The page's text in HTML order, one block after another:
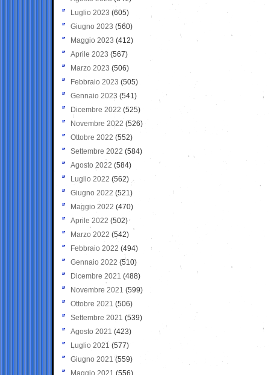
Luglio 2023 (605)
Giugno 2023 (560)
Maggio 2023 (412)
Aprile 2023 (567)
Marzo 2023 (506)
Febbraio 2023 (505)
Gennaio 2023 (541)
Dicembre 2022 (525)
Novembre 2022 (526)
Ottobre 2022 (552)
Settembre 2022 (584)
Agosto 2022 (584)
Luglio 2022 (562)
Giugno 2022 (521)
Maggio 2022 (470)
Aprile 2022 (502)
Marzo 2022 (542)
Febbraio 2022 (494)
Gennaio 2022 (510)
Dicembre 2021 (488)
Novembre 2021 (599)
Ottobre 2021 (506)
Settembre 2021 (539)
Agosto 2021 (423)
Luglio 2021 (577)
Giugno 2021(559)
Maggio 2021 (556)